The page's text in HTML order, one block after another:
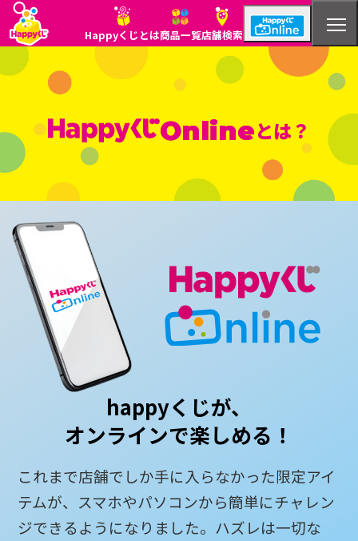
Happyくじとは商品一覧店舗検索
Happyくじとは
Happyくじ
オンラインとは
Language
ENGLISH
Onlineとは？
HappyくじOnline
happyくじが、
オンラインで楽しめる！
これまで店舗でしか手に入らなかった限定アイ
テムが、スマホやパソコンから簡単にチャレン
ジできるようになりました。ハズレは一切な